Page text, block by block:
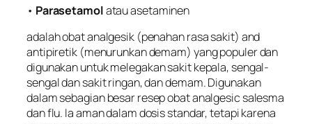
• Parasetamolatau asetaminen
adalah obat analgesik (penahan rasa sakit) and
antipiretik (menurunkan demam) yang populer dan
digunakan untuk melegakan sakit kepala, sengal-
sengal dan sakit ringan, dan demam. Digunakan
dalam sebagian besar resep obat analgesic salesma
dan flu. Ia aman dalam dosis standar, tetapi karena